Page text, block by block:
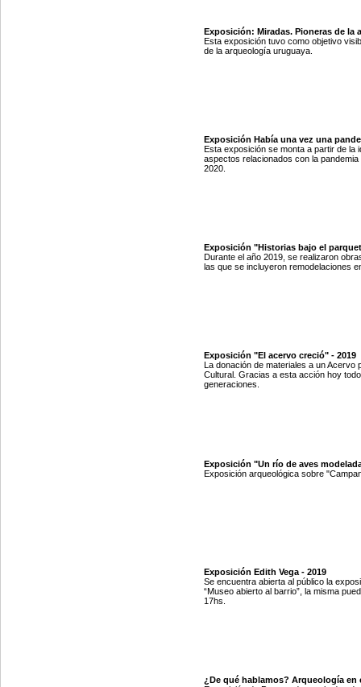
Exposición: Miradas. Pioneras de la
Esta exposición tuvo como objetivo
de la arqueología uruguaya.
Exposición Había una vez una
Esta exposición se monta a partir de
aspectos relacionados con la
2020.
Exposición "Historias bajo el
Durante el año 2019, se realizaron
las que se incluyeron remodelaciones
Exposición "El acervo creció" - 2019
La donación de materiales a un
Cultural. Gracias a esta acción hoy
generaciones.
Exposición "Un río de aves
Exposición arqueológica sobre
Exposición Edith Vega - 2019
Se encuentra abierta al público la
“Museo abierto al barrio”, la misma
17hs.
¿De qué hablamos? Arqueología en